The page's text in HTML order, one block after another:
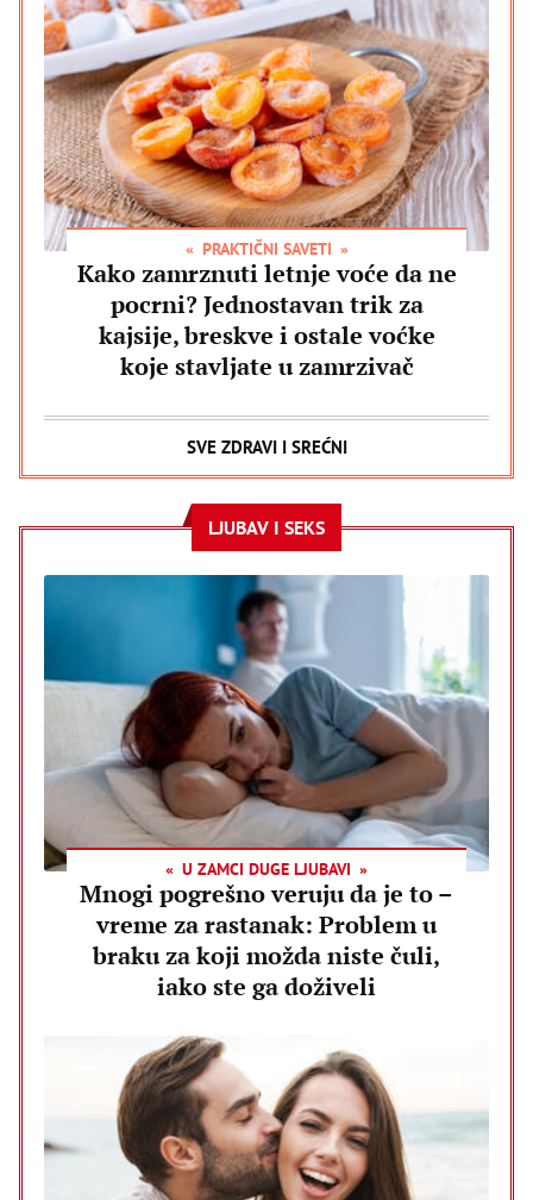
PRAKTIČNI SAVETI
Kako zamrznuti letnje voće da ne
pocrni? Jednostavan trik za
kajsije, breskve i ostale voćke
koje stavljate u zamrzivač
SVE ZDRAVI I SREĆNI
LJUBAV I SEKS
U ZAMCI DUGE LJUBAVI
Mnogi pogrešno veruju da je to –
vreme za rastanak: Problem u
braku za koji možda niste čuli,
iako ste ga doživeli